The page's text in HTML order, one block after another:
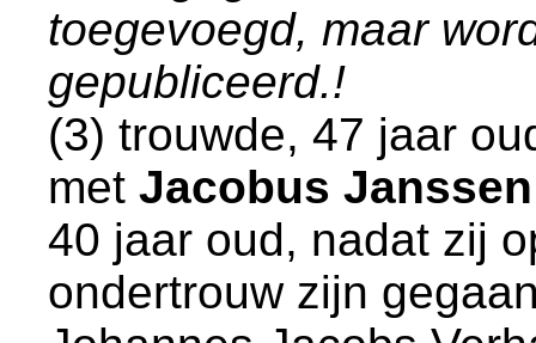
toegevoegd, maar
gepubliceerd.!
(3) trouwde, 47 jaar
met Jacobus
40 jaar oud, nadat zij
ondertrouw zijn